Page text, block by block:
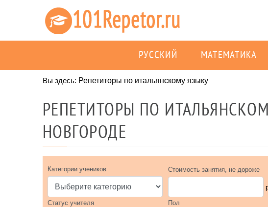
РУССКИЙ МАТЕМАТИКА
Вы здесь: Репетиторы по итальянскому языку
РЕПЕТИТОРЫ ПО
НОВГОРОДЕ
Категории учеников Стоимость занятия, не дороже
Статус учителя Пол